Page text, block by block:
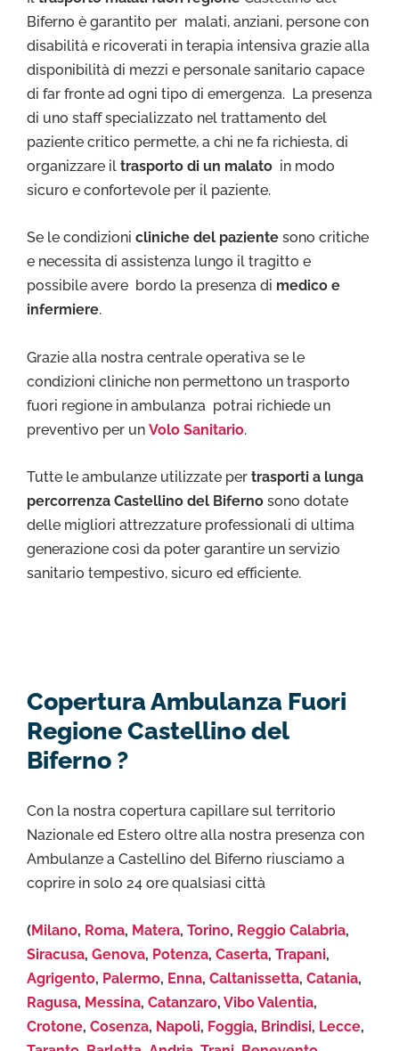
Biferno è garantito per malati, anziani, persone con
disabilità e ricoverati in terapia intensiva grazie alla
disponibilità di mezzi e personale sanitario capace
di far fronte ad ogni tipo di emergenza. La presenza
di uno staff specializzato nel trattamento del
paziente critico permette, a chi ne fa richiesta, di
organizzare il trasporto di un malato in modo
sicuro e confortevole per il paziente.
Se le condizioni cliniche del paziente sono critiche
e necessita di assistenza lungo il tragitto e
possibile avere bordo la presenza di medico e
infermiere.
Grazie alla nostra centrale operativa se le
condizioni cliniche non permettono un trasporto
fuori regione in ambulanza potrai richiede un
preventivo per un Volo Sanitario.
Tutte le ambulanze utilizzate per trasporti a lunga
percorrenza Castellino del Biferno sono dotate
delle migliori attrezzature professionali di ultima
generazione così da poter garantire un servizio
sanitario tempestivo, sicuro ed efficiente.
Copertura Ambulanza Fuori
Regione Castellino del
Biferno ?
Con la nostra copertura capillare sul territorio
Nazionale ed Estero oltre alla nostra presenza con
Ambulanze a Castellino del Biferno riusciamo a
coprire in solo 24 ore qualsiasi città
(Milano, Roma, Matera, Torino, Reggio Calabria,
Siracusa, Genova, Potenza, Caserta, Trapani,
Agrigento, Palermo, Enna, Caltanissetta, Catania,
Ragusa, Messina, Catanzaro, Vibo Valentia,
Crotone, Cosenza, Napoli, Foggia, Brindisi, Lecce,